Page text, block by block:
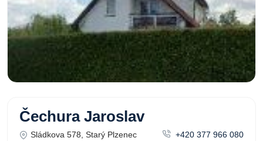
Čechura Jaroslav
Sládkova 578, Starý Plzenec
+420 377 966 080